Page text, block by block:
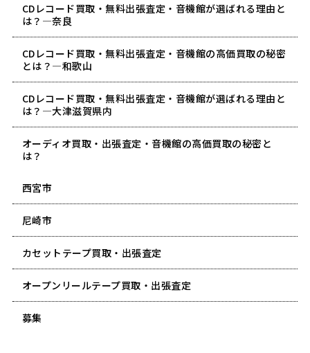
CDレコード買取・無料出張査定・音機館が選ばれる理由と
は？―奈良
CDレコード買取・無料出張査定・音機館の高価買取の秘密
とは？―和歌山
CDレコード買取・無料出張査定・音機館が選ばれる理由と
は？―大津滋賀県内
オーディオ買取・出張査定・音機館の高価買取の秘密と
は？
西宮市
尼崎市
カセットテープ買取・出張査定
オープンリールテープ買取・出張査定
募集